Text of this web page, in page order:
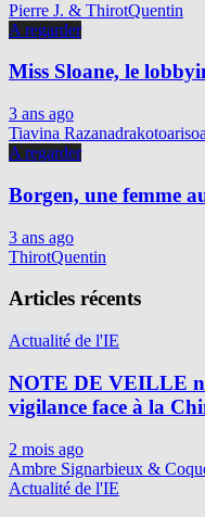
Pierre J. & ThirotQuentin
A regarder
Miss Sloane, le
3 ans ago
Tiavina
A regarder
Borgen, une femme
3 ans ago
ThirotQuentin
Articles récents
Actualité de l'IE
NOTE DE VEILLE
vigilance face à la
2 mois ago
Ambre Signarbieux &
Actualité de l'IE